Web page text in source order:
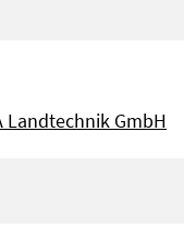
Landtechnik GmbH